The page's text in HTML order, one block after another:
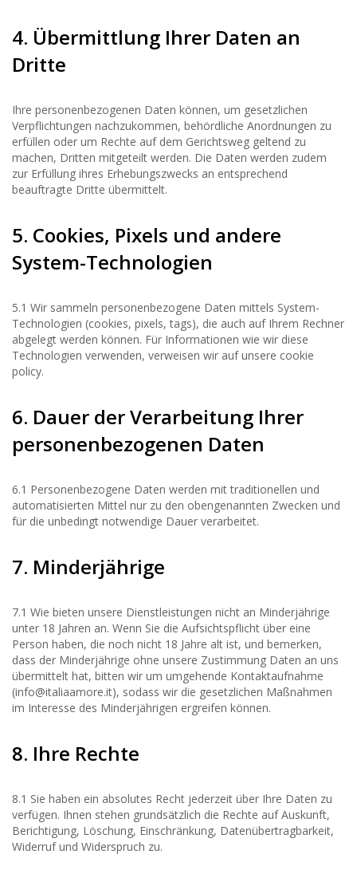
4. Übermittlung Ihrer Daten an
Dritte
Ihre personenbezogenen Daten können, um gesetzlichen
Verpflichtungen nachzukommen, behördliche Anordnungen zu
erfüllen oder um Rechte auf dem Gerichtsweg geltend zu
machen, Dritten mitgeteilt werden. Die Daten werden zudem
zur Erfüllung ihres Erhebungszwecks an entsprechend
beauftragte Dritte übermittelt.
5. Cookies, Pixels und andere
System-Technologien
5.1 Wir sammeln personenbezogene Daten mittels System-
Technologien (cookies, pixels, tags), die auch auf Ihrem Rechner
abgelegt werden können. Für Informationen wie wir diese
Technologien verwenden, verweisen wir auf unsere cookie
policy.
6. Dauer der Verarbeitung Ihrer
personenbezogenen Daten
6.1 Personenbezogene Daten werden mit traditionellen und
automatisierten Mittel nur zu den obengenannten Zwecken und
für die unbedingt notwendige Dauer verarbeitet.
7. Minderjährige
7.1 Wie bieten unsere Dienstleistungen nicht an Minderjährige
unter 18 Jahren an. Wenn Sie die Aufsichtspflicht über eine
Person haben, die noch nicht 18 Jahre alt ist, und bemerken,
dass der Minderjährige ohne unsere Zustimmung Daten an uns
übermittelt hat, bitten wir um umgehende Kontaktaufnahme
(info@italiaamore.it), sodass wir die gesetzlichen Maßnahmen
im Interesse des Minderjährigen ergreifen können.
8. Ihre Rechte
8.1 Sie haben ein absolutes Recht jederzeit über Ihre Daten zu
verfügen. Ihnen stehen grundsätzlich die Rechte auf Auskunft,
Berichtigung, Löschung, Einschränkung, Datenübertragbarkeit,
Widerruf und Widerspruch zu.